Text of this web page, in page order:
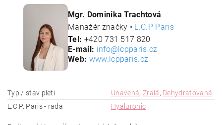
Mgr. Dominika Trachtová
Manažér značky • L.C.P Paris
Tel: +420 731 517 820
E-mail: info@lcpparis.cz
Web: www.lcpparis.cz
Typ / stav pleti Unavená, Zralá, Dehydratovaná
L.C.P. Paris - rada
Hyaluronic